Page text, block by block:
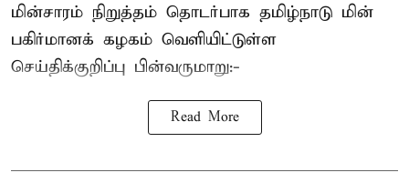
மின்சாரம் நிறுத்தம் தொடர்பாக தமிழ்நாடு மின்
பகிர்மானக் கழகம் வெளியிட்டுள்ள
செய்திக்குறிப்பு பின்வருமாறு:-
Read More